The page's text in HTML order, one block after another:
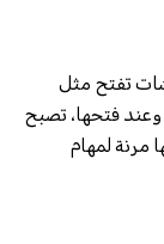
تفتح مثل
وعند فتحها، تصبح
مرنة لمهام